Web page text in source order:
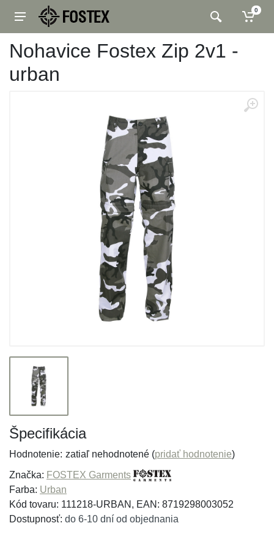
0
Nohavice Fostex Zip 2v1 -
urban
Špecifikácia
Hodnotenie: zatiaľ nehodnotené (pridať hodnotenie)
Značka: FOSTEX Garments
Farba: Urban
Kód tovaru: 111218-URBAN, EAN: 8719298003052
Dostupnosť: do 6-10 dní od objednania